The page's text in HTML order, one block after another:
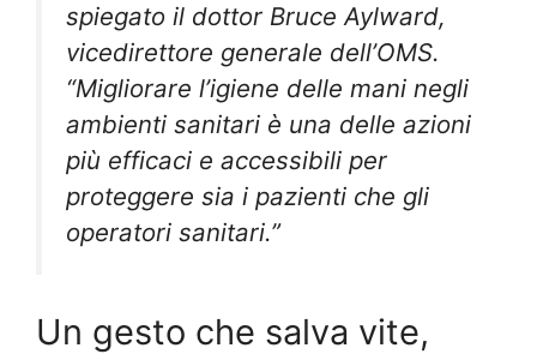
spiegato il dottor Bruce Aylward,
vicedirettore generale dell’OMS.
“Migliorare l’igiene delle mani negli
ambienti sanitari è una delle azioni
più efficaci e accessibili per
proteggere sia i pazienti che gli
operatori sanitari.”
Un gesto che salva vite,